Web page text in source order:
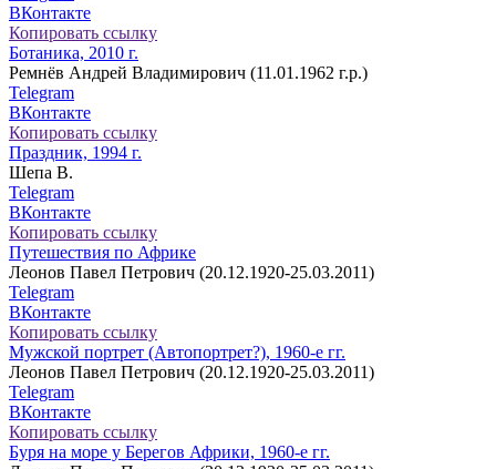
ВКонтакте
Копировать ссылку
Ботаника, 2010 г.
Ремнёв Андрей Владимирович (11.01.1962 г.р.)
Telegram
ВКонтакте
Копировать ссылку
Праздник, 1994 г.
Шепа В.
Telegram
ВКонтакте
Копировать ссылку
Путешествия по Африке
Леонов Павел Петрович (20.12.1920-25.03.2011)
Telegram
ВКонтакте
Копировать ссылку
Мужской портрет (Автопортрет?), 1960-е гг.
Леонов Павел Петрович (20.12.1920-25.03.2011)
Telegram
ВКонтакте
Копировать ссылку
Буря на море у Берегов Африки, 1960-е гг.